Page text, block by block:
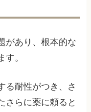
があり、根本的な
。
る耐性がつき、さ
さらに薬に頼ると